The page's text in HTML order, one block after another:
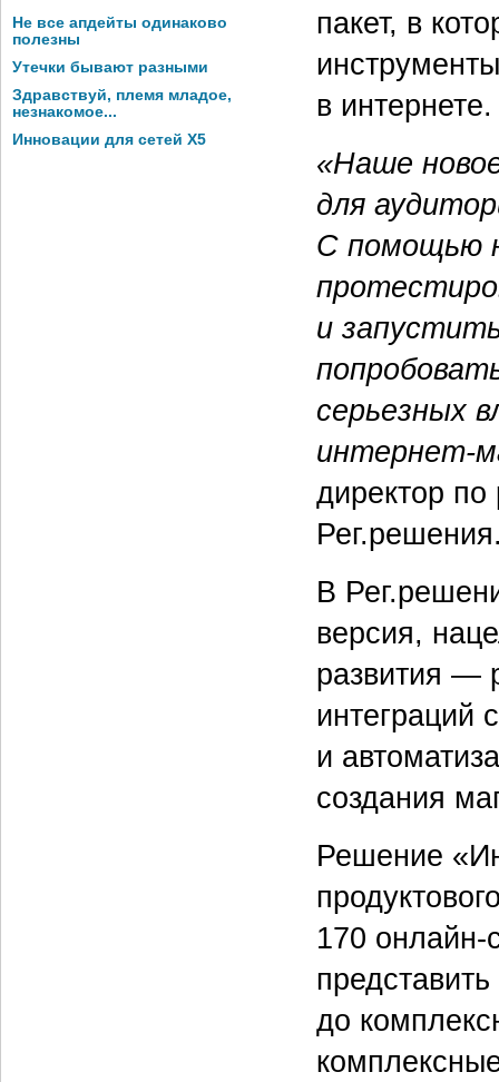
Не все апдейты одинаково
полезны
Утечки бывают разными
Здравствуй, племя младое,
незнакомое...
Инновации для сетей X5
пакет, в
в интернете.
«Наше
для
С помощью
и
серьезных
интернет-
директор
В
версия,
развития —
интеграций
и
создания
Решение
170
до